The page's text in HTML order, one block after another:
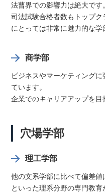
法曹界での影響力は絶大です
司法試験合格者数もトップ
にとっては非常に魅力的な学
商学部
ビジネスやマーケティング
ています。
企業でのキャリアアップを目
穴場学部
理工学部
他の文系学部に比べて偏差
といった理系分野の専門教